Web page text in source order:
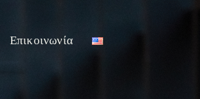
Επικοινωνία